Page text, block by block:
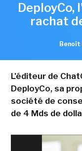
DeployCo,
rachat
Benoît
L'éditeur de
DeployCo, sa
société de
de 4 Mds de